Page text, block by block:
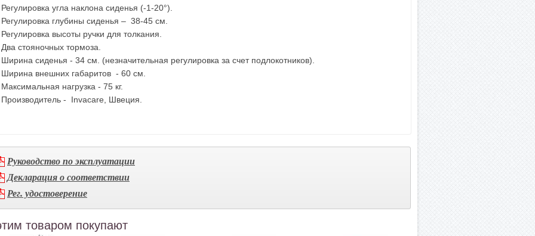
Регулировка угла наклона сиденья (-1-20°).
Регулировка глубины сиденья – 38-45 см.
Регулировка высоты ручки для толкания.
Два стояночных тормоза.
Ширина сиденья - 34 см. (незначительная регулировка за счет подлокотников).
Ширина внешних габаритов - 60 см.
Максимальная нагрузка - 75 кг.
Производитель - Invacare, Швеция.
Руководство по эксплуатации
Декларация о соответствии
Рег. удостоверение
товаром покупают